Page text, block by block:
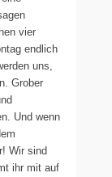
vier
endlich
uns,
Grober
Und wenn
Wir sind
ihr mit auf